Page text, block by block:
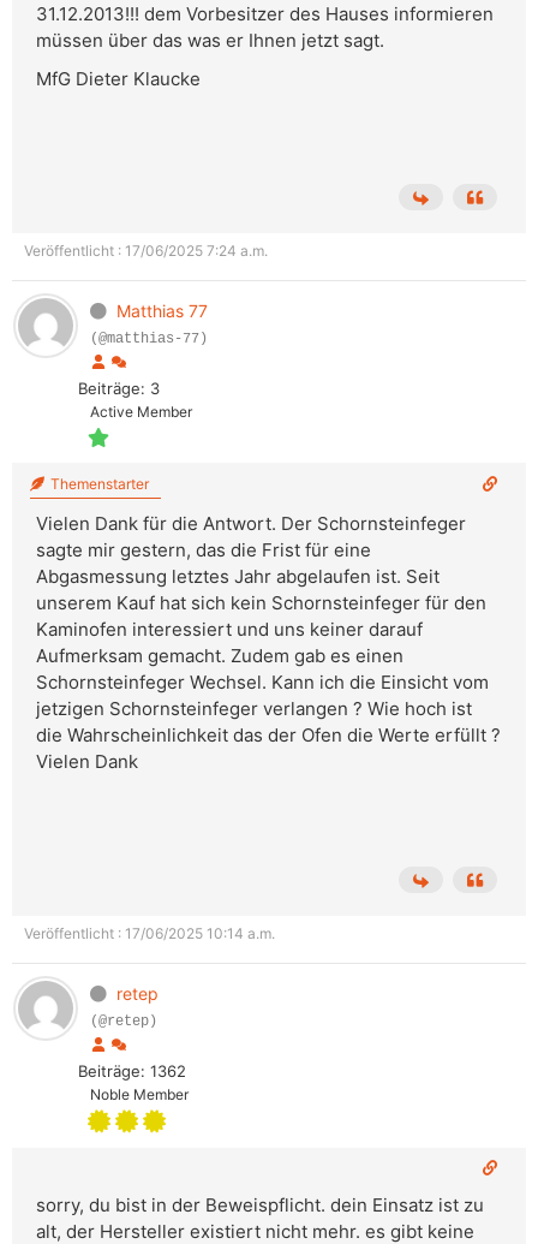
31.12.2013!!! dem Vorbesitzer des Hauses informieren
müssen über das was er Ihnen jetzt sagt.
MfG Dieter Klaucke
Veröffentlicht : 17/06/2025 7:24 a.m.
Matthias 77
(@matthias-77)
Beiträge: 3
Active Member
Themenstarter
Vielen Dank für die Antwort. Der Schornsteinfeger
sagte mir gestern, das die Frist für eine
Abgasmessung letztes Jahr abgelaufen ist. Seit
unserem Kauf hat sich kein Schornsteinfeger für den
Kaminofen interessiert und uns keiner darauf
Aufmerksam gemacht. Zudem gab es einen
Schornsteinfeger Wechsel. Kann ich die Einsicht vom
jetzigen Schornsteinfeger verlangen ? Wie hoch ist
die Wahrscheinlichkeit das der Ofen die Werte erfüllt ?
Vielen Dank
Veröffentlicht : 17/06/2025 10:14 a.m.
retep
(@retep)
Beiträge: 1362
Noble Member
sorry, du bist in der Beweispflicht. dein Einsatz ist zu
alt, der Hersteller existiert nicht mehr. es gibt keine